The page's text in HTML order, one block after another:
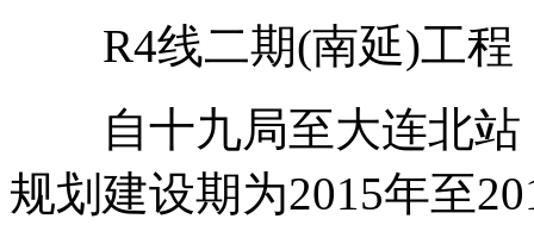
R4线二期(南延)工程
自十九局至大连北站
规划建设期为2015年至